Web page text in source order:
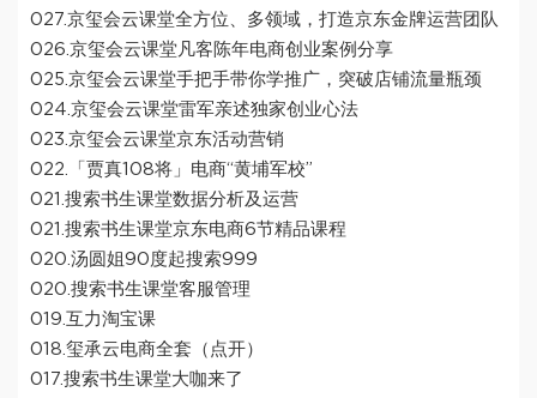
027.京玺会云课堂全方位、多领域，打造京东金牌运营团队
026.京玺会云课堂凡客陈年电商创业案例分享
025.京玺会云课堂手把手带你学推广，突破店铺流量瓶颈
024.京玺会云课堂雷军亲述独家创业心法
023.京玺会云课堂京东活动营销
022.「贾真108将」电商“黄埔军校”
021.搜索书生课堂数据分析及运营
021.搜索书生课堂京东电商6节精品课程
020.汤圆姐90度起搜索999
020.搜索书生课堂客服管理
019.互力淘宝课
018.玺承云电商全套（点开）
017.搜索书生课堂大咖来了